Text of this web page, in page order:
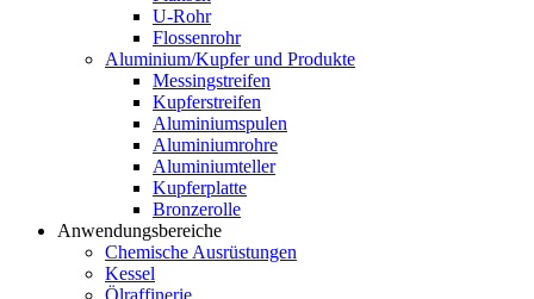
U-Rohr
Flossenrohr
Aluminium/Kupfer und Produkte
Messingstreifen
Kupferstreifen
Aluminiumspulen
Aluminiumrohre
Aluminiumteller
Kupferplatte
Bronzerolle
Anwendungsbereiche
Chemische Ausrüstungen
Kessel
Ölraffinerie